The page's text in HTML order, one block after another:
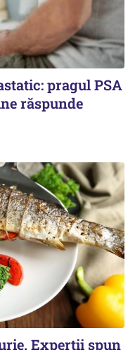
pragul PSA
răspunde
Experții spun